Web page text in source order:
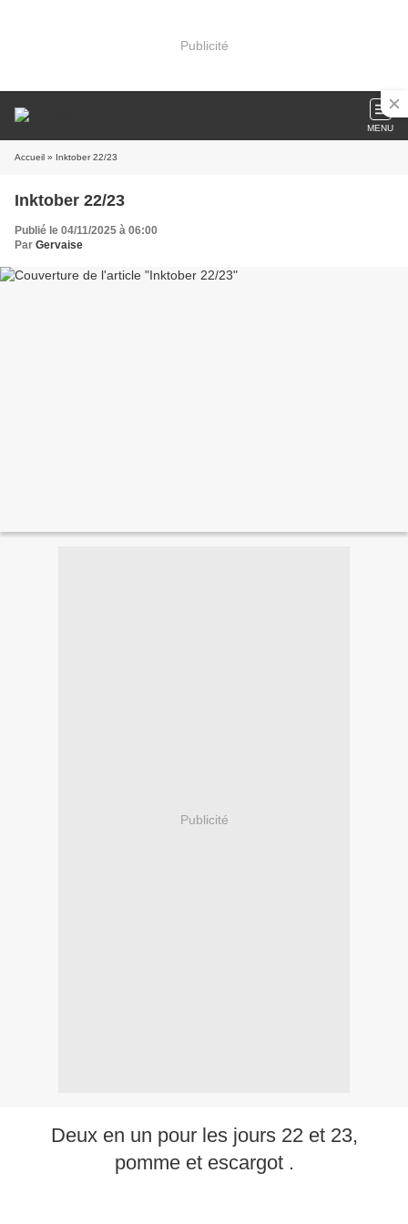
Publicité
MENU
Accueil » Inktober 22/23
Inktober 22/23
Publié le 04/11/2025 à 06:00
Par Gervaise
Publicité
Deux en un pour les jours 22 et 23,
pomme et escargot .